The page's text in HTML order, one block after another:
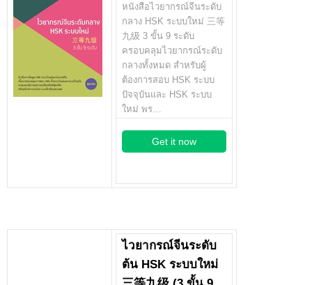
หนังสือไวยากรณ์จีนระดับ
กลาง HSK ระบบใหม่ 三等
九级 3 ขั้น 9 ระดับ
ครอบคลุมไวยากรณ์ระดับ
กลางทั้งหมด สำหรับผู้
ต้องการสอบ HSK ระบบ
ปัจจุบันและ HSK ระบบ
ใหม่ พร…
Get it now
ไวยากรณ์จีนระดับ
ต้น HSK ระบบใหม่